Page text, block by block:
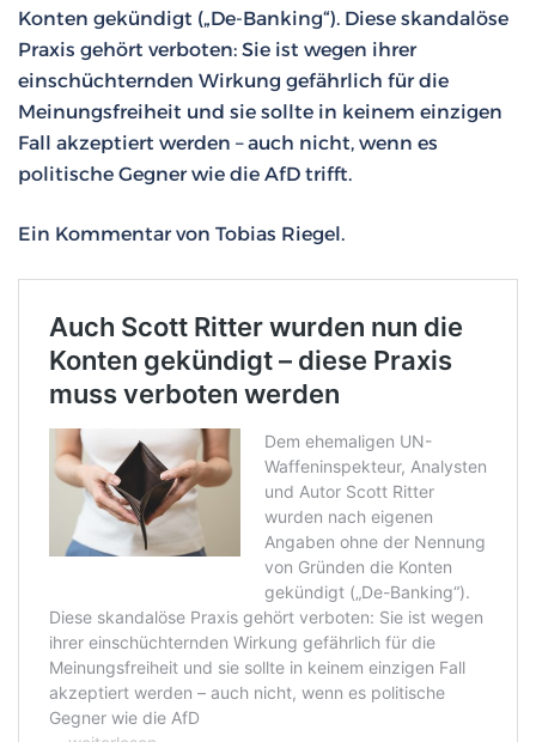
Konten gekündigt („De-Banking“). Diese skandalöse
Praxis gehört verboten: Sie ist wegen ihrer
einschüchternden Wirkung gefährlich für die
Meinungsfreiheit und sie sollte in keinem einzigen
Fall akzeptiert werden – auch nicht, wenn es
politische Gegner wie die AfD trifft.
Ein Kommentar von Tobias Riegel.